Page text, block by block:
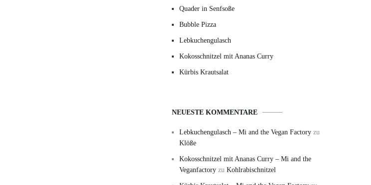
Quader in Senfsoße
Bubble Pizza
Lebkuchengulasch
Kokosschnitzel mit Ananas Curry
Kürbis Krautsalat
NEUESTE KOMMENTARE
Lebkuchengulasch – Mi and the Vegan Factory zu
Klöße
Kokosschnitzel mit Ananas Curry – Mi and the
Veganfactory zu Kohlrabischnitzel